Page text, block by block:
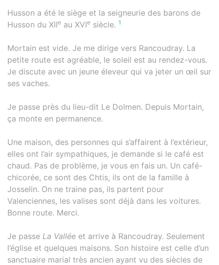
Husson a été le siège et la seigneurie des barons de
Husson du XIIe au XVIe siècle. 1
Mortain est vide. Je me dirige vers Rancoudray. La
petite route est agréable, le soleil est au rendez-vous.
Je discute avec un jeune éleveur qui va jeter un œil sur
ses vaches.
Je passe près du lieu-dit Le Dolmen. Depuis Mortain,
ça monte en permanence.
Une maison, des personnes qui s’affairent à l’extérieur,
elles ont l’air sympathiques, je demande si le café est
chaud. Pas de problème, je vous en fais un. Un café-
chicorée, ce sont des Chtis, ils ont de la famille à
Josselin. On ne traine pas, ils partent pour
Valenciennes, les valises sont déjà dans les voitures.
Bonne route. Merci.
Je passe La Vallée et arrive à Rancoudray. Seulement
l’église et quelques maisons. Son histoire est celle d’un
sanctuaire marial très ancien ayant vu des siècles de